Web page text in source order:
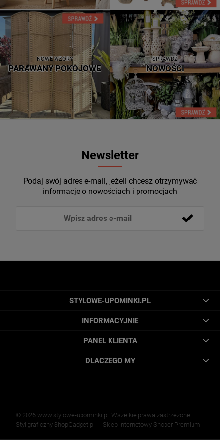
NOWE WZORY
PARAWANY POKOJOWE
SPRAWDŹ
NOWOŚCI
Newsletter
Podaj swój adres e-mail, jeżeli chcesz otrzymywać
informacje o nowościach i promocjach
STYLOWE-UPOMINKI.PL
INFORMACYJNIE
PANEL KLIENTA
DLACZEGO MY
© 2026 www.stylowe-upominki.pl. Wszelkie prawa zastrzeżone.
Styl graficzny ShopGadget.pl
Sklep internetowy Shoper Premium